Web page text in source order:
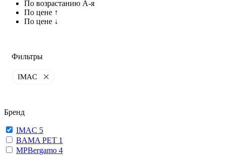
По возрастанию А-я
По цене ↑
По цене ↓
Фильтры
IMAC
Бренд
IMAC 5
BAMA PET 1
MPBergamo 4